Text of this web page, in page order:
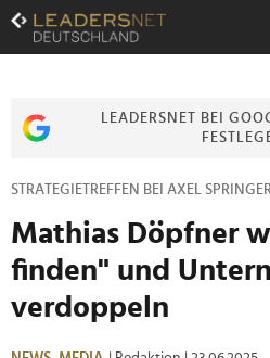
Zum
Inhalt
Zur
Zur
LEADERSNET BEI
STRATEGIETREFFEN BEI AXEL
Mathias Döpfner
finden" und
verdoppeln